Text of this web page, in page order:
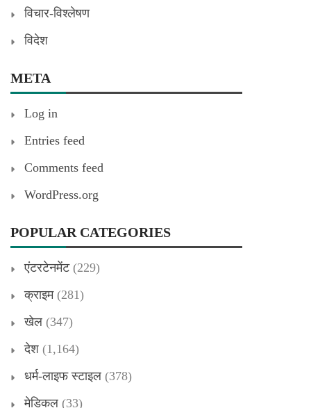
विचार-विश्लेषण
विदेश
META
Log in
Entries feed
Comments feed
WordPress.org
POPULAR CATEGORIES
एंटरटेनमेंट(229)
क्राइम(281)
खेल (347)
देश (1,164)
धर्म-लाइफ स्टाइल (378)
मेडिकल (33)